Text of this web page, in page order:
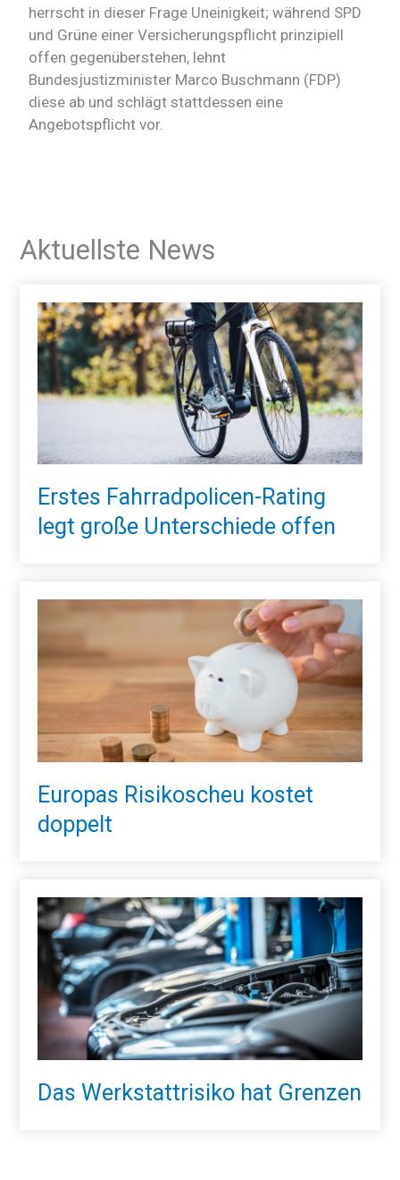
herrscht in dieser Frage Uneinigkeit; während SPD
und Grüne einer Versicherungspflicht prinzipiell
offen gegenüberstehen, lehnt
Bundesjustizminister Marco Buschmann (FDP)
diese ab und schlägt stattdessen eine
Angebotspflicht vor.
Aktuellste News
Erstes Fahrradpolicen-Rating
legt große Unterschiede offen
Europas Risikoscheu kostet
doppelt
Das Werkstattrisiko hat Grenzen